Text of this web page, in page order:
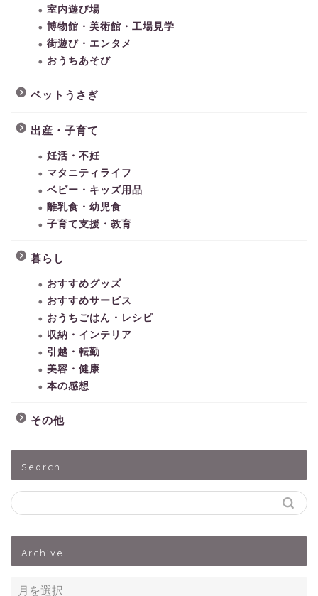
室内遊び場
博物館・美術館・工場見学
街遊び・エンタメ
おうちあそび
ペットうさぎ
出産・子育て
妊活・不妊
マタニティライフ
ベビー・キッズ用品
離乳食・幼児食
子育て支援・教育
暮らし
おすすめグッズ
おすすめサービス
おうちごはん・レシピ
収納・インテリア
引越・転勤
美容・健康
本の感想
その他
Search
Archive
出産・子育て